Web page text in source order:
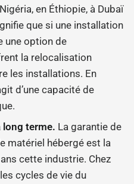
en Éthiopie, à Dubaï
que si une installation
une option de
la relocalisation
les installations. En
d’une capacité de
long terme. La garantie de
matériel hébergé est la
cette industrie. Chez
cycles de vie du